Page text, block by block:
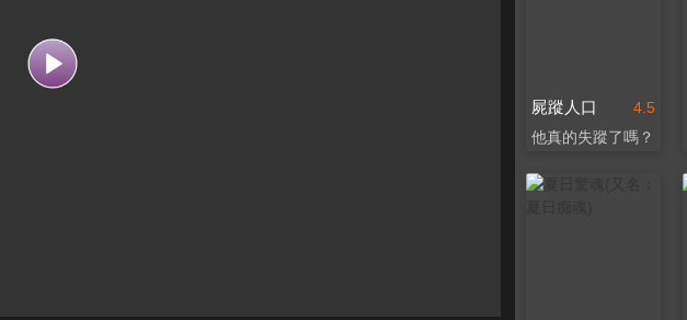
4.5
屍蹤人口
他真的失蹤了嗎？